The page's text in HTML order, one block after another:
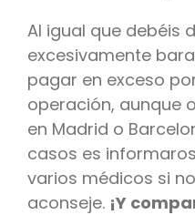
Al igual que debéis
excesivamente
pagar en exceso
operación, aunque
en Madrid o
casos es
varios médicos si
aconseje. ¡Y